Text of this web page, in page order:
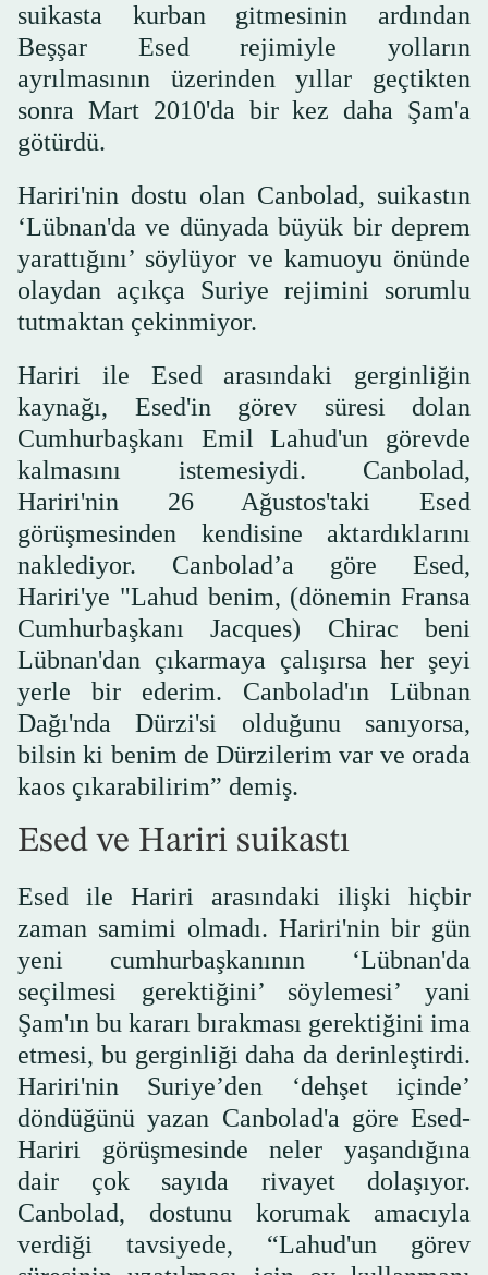
suikasta kurban gitmesinin ardından
Beşşar Esed rejimiyle yolların
ayrılmasının üzerinden yıllar geçtikten
sonra Mart 2010'da bir kez daha Şam'a
götürdü.
Hariri'nin dostu olan Canbolad, suikastın
‘Lübnan'da ve dünyada büyük bir deprem
yarattığını’ söylüyor ve kamuoyu önünde
olaydan açıkça Suriye rejimini sorumlu
tutmaktan çekinmiyor.
Hariri ile Esed arasındaki gerginliğin
kaynağı, Esed'in görev süresi dolan
Cumhurbaşkanı Emil Lahud'un görevde
kalmasını istemesiydi. Canbolad,
Hariri'nin 26 Ağustos'taki Esed
görüşmesinden kendisine aktardıklarını
naklediyor. Canbolad’a göre Esed,
Hariri'ye "Lahud benim, (dönemin Fransa
Cumhurbaşkanı Jacques) Chirac beni
Lübnan'dan çıkarmaya çalışırsa her şeyi
yerle bir ederim. Canbolad'ın Lübnan
Dağı'nda Dürzi'si olduğunu sanıyorsa,
bilsin ki benim de Dürzilerim var ve orada
kaos çıkarabilirim” demiş.
Esed ve Hariri suikastı
Esed ile Hariri arasındaki ilişki hiçbir
zaman samimi olmadı. Hariri'nin bir gün
yeni cumhurbaşkanının ‘Lübnan'da
seçilmesi gerektiğini’ söylemesi’ yani
Şam'ın bu kararı bırakması gerektiğini ima
etmesi, bu gerginliği daha da derinleştirdi.
Hariri'nin Suriye’den ‘dehşet içinde’
döndüğünü yazan Canbolad'a göre Esed-
Hariri görüşmesinde neler yaşandığına
dair çok sayıda rivayet dolaşıyor.
Canbolad, dostunu korumak amacıyla
verdiği tavsiyede, “Lahud'un görev